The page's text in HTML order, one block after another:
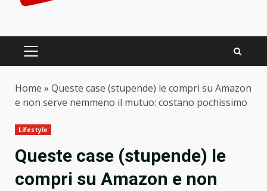
PRIMARY
Home » Queste case (stupende) le compri su Amazon
e non serve nemmeno il mutuo: costano pochissimo
Lifestyle
Queste case (stupende) le
compri su Amazon e non